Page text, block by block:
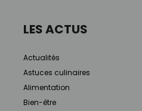
LES ACTUS
Actualités
Astuces culinaires
Alimentation
Bien-être